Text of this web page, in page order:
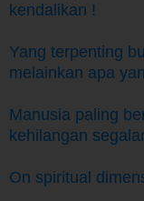
kendalikan !
Yang terpenting
melainkan apa
Manusia paling
kehilangan
On spiritual